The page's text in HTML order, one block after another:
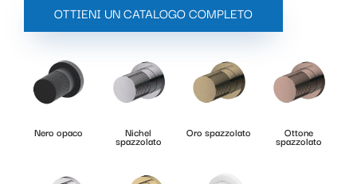
OTTIENI UN CATALOGO COMPLETO
Nero opaco Nichel
spazzolato
Oro spazzolato Ottone
spazzolato